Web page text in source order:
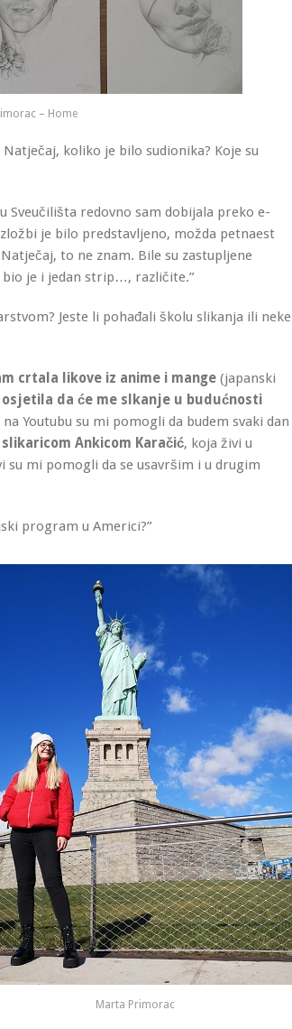
– Home
Natječaj, koliko je bilo sudionika? Koje su
Sveučilišta redovno sam dobijala preko e-
je bilo predstavljeno, možda petnaest
to ne znam. Bile su zastupljene
je i jedan strip…, različite.”
Jeste li pohađali školu slikanja ili neke
crtala likove iz anime i mange (japanski
da će me slkanje u budućnosti
Youtubu su mi pomogli da budem svaki dan
slikaricom Ankicom Karačić, koja živi u
mi pomogli da se usavršim i u drugim
program u Americi?”
Marta Primorac